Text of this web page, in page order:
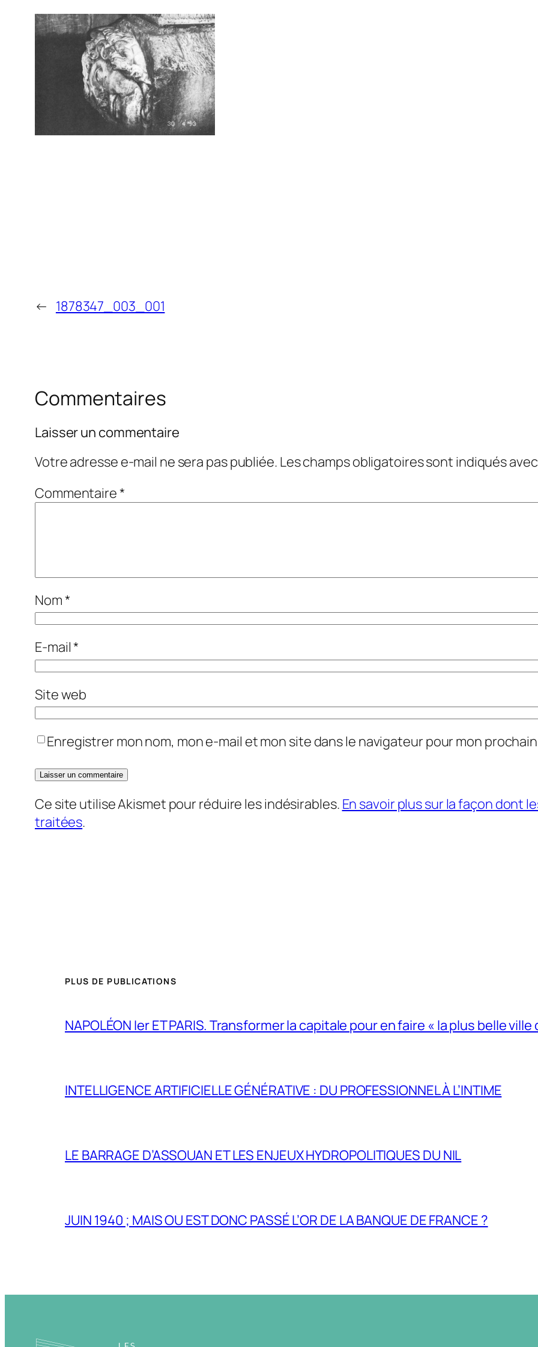
← 1878347_003_001
Commentaires
Laisser un commentaire
Votre adresse e-mail ne sera pas publiée. Les champs obligatoires sont indiqués
Commentaire*
Nom*
E-mail*
Site web
Enregistrer mon nom, mon e-mail et mon site dans le navigateur pour mon
Ce site utilise Akismet pour réduire les indésirables. En savoir plus sur la façon dont
traitées.
PLUS DE PUBLICATIONS
NAPOLÉON Ier ET PARIS. Transformer la capitale pour en faire « la plus belle
INTELLIGENCE ARTIFICIELLE GÉNÉRATIVE : DU PROFESSIONNEL À L’INTIME
LE BARRAGE D’ASSOUAN ET LES ENJEUX HYDROPOLITIQUES DU NIL
JUIN 1940 ; MAIS OU EST DONC PASSÉ L’OR DE LA BANQUE DE FRANCE ?